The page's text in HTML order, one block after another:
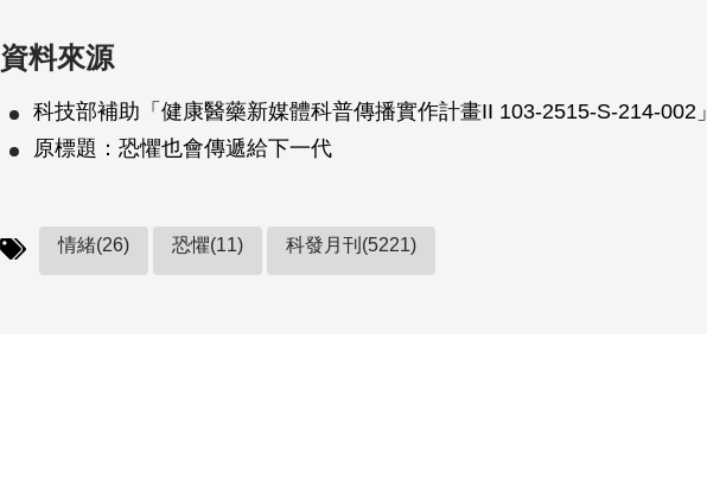
資料來源
科技部補助「健康醫藥新媒體科普傳播實作計畫II 103-2515-S-214-002」
原標題：恐懼也會傳遞給下一代
情緒(26) 恐懼(11) 科發月刊(5221)